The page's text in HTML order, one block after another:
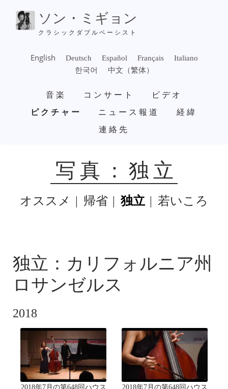
ソン・ミギョン
クラシックダブルベーシスト
English Deutsch Español Français
Italiano
한국어
中文（繁体）
音楽 コンサート
ビデオ
ピクチャー
ニュース報道
経緯
連絡先
写真：独立
SUBMENU
オススメ 帰省 独立 若いころ
独立：カリフォルニア州
ロサンゼルス
2018
2018年7月の第648回ハウス
2018年7月の第648回ハウス